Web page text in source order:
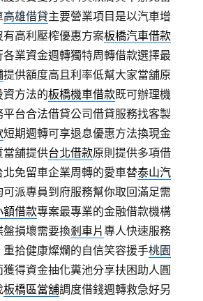
高雄借貸主要營業項目是以汽車增
高利壓榨優惠方案板橋汽車借款
業資金週轉獨特周轉借款選擇最
提供額度高且利率低幫大家當舖原
資方法的板橋機車借款既可辦理機
台合法借貸公司借貸服務找客製
短期週轉可享退息優惠方法換現金
當舖提供台北借款原則提供多項借
免留車企業周轉的愛車替泰山汽
可派專員到府服務幫你取回滿足需
額借款專案最專業的金融借款機構
盤損壞需要換剎車片專人快速服務
拾健康燦爛的自信笑容援手桃園
得資金抽化糞池分享扶困助人圓
板橋區當舖調度借錢週轉救急好另